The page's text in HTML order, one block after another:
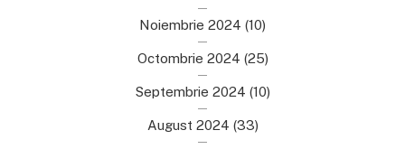
Noiembrie 2024 (10)
Octombrie 2024 (25)
Septembrie 2024 (10)
August 2024 (33)